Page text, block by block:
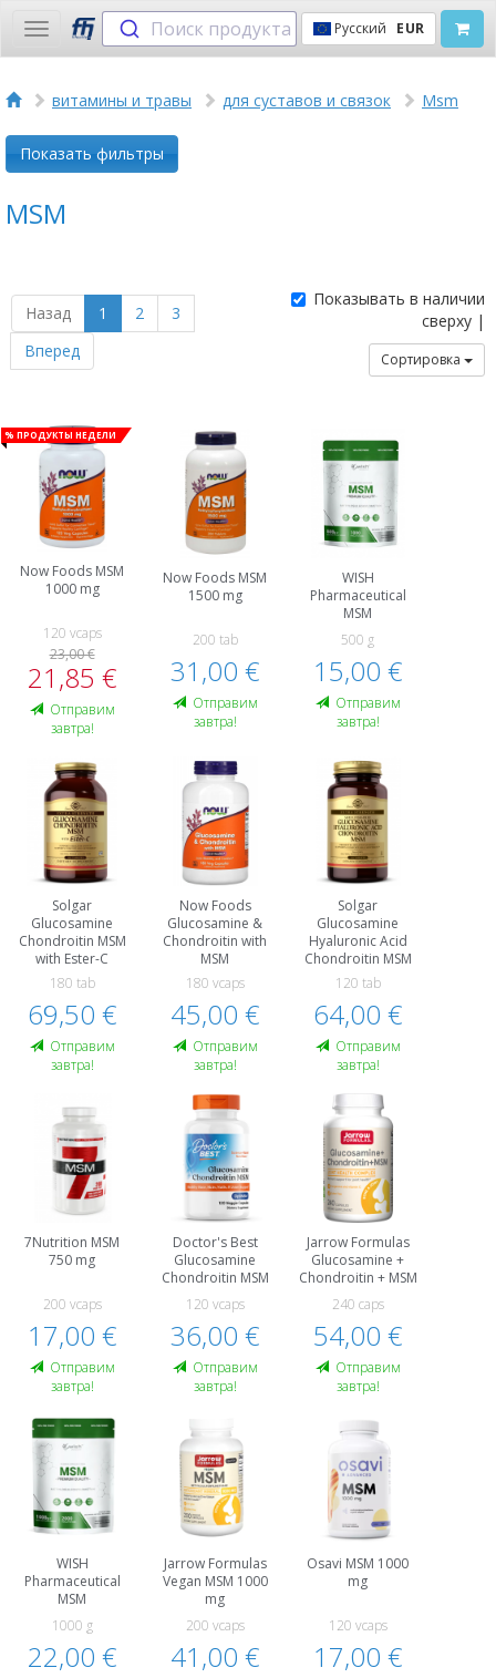
Toggle
navigation
Поиск продукта Русский EUR
витамины и травы для суставов и связок Msm
Показать фильтры
MSM
Назад 1 2
3
Вперед
Показывать в наличии
сверху |
Сортировка
% Продукты недели
Now Foods MSM
1000 mg
120 vcaps
23,00 €
21,85 €
Oтправим
завтра!
Now Foods MSM
1500 mg
200 tab
31,00 €
Oтправим
завтра!
WISH
Pharmaceutical
MSM
500 g
15,00 €
Oтправим
завтра!
Solgar
Glucosamine
Chondroitin MSM
with Ester-C
180 tab
69,50 €
Oтправим
завтра!
Now Foods
Glucosamine &
Chondroitin with
MSM
180 vcaps
45,00 €
Oтправим
завтра!
Solgar
Glucosamine
Hyaluronic Acid
Chondroitin MSM
120 tab
64,00 €
Oтправим
завтра!
7Nutrition MSM
750 mg
200 vcaps
17,00 €
Oтправим
завтра!
Doctor's Best
Glucosamine
Chondroitin MSM
120 vcaps
36,00 €
Oтправим
завтра!
Jarrow Formulas
Glucosamine +
Chondroitin + MSM
240 caps
54,00 €
Oтправим
завтра!
WISH
Pharmaceutical
MSM
1000 g
22,00 €
Jarrow Formulas
Vegan MSM 1000
mg
200 vcaps
41,00 €
Osavi MSM 1000
mg
120 vcaps
17,00 €